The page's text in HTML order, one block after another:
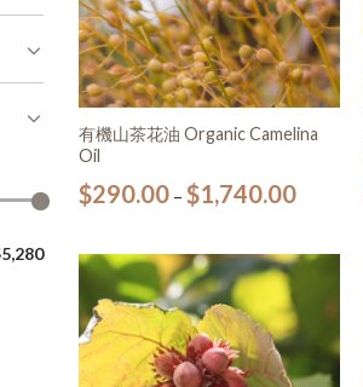
有機山茶花油 Organic Camelina
Oil
$290.00 –$1,740.00
願望